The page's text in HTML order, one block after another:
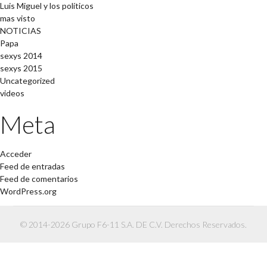
Luis Miguel y los políticos
mas visto
NOTICIAS
Papa
sexys 2014
sexys 2015
Uncategorized
videos
Meta
Acceder
Feed de entradas
Feed de comentarios
WordPress.org
© 2014-2026 Grupo F6-11 S.A. DE C.V. Derechos Reservados.